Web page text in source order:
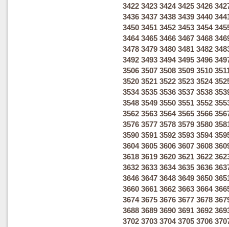
3422 3423 3424 3425 3426
3436 3437 3438 3439 3440
3450 3451 3452 3453 3454
3464 3465 3466 3467 3468
3478 3479 3480 3481 3482
3492 3493 3494 3495 3496
3506 3507 3508 3509 3510
3520 3521 3522 3523 3524
3534 3535 3536 3537 3538
3548 3549 3550 3551 3552
3562 3563 3564 3565 3566
3576 3577 3578 3579 3580
3590 3591 3592 3593 3594
3604 3605 3606 3607 3608
3618 3619 3620 3621 3622
3632 3633 3634 3635 3636
3646 3647 3648 3649 3650
3660 3661 3662 3663 3664
3674 3675 3676 3677 3678
3688 3689 3690 3691 3692
3702 3703 3704 3705 3706